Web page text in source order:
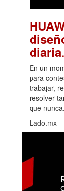
diaria.
En un
para
trabajar,
resolver
que nunca.
Lado.mx